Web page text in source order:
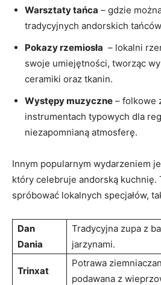
Warsztaty tańca – gdzie
tradycyjnych​ andorskich​
Pokazy ⁣rzemiosła
– lokalni
swoje umiejętności, tworząc⁢
ceramiki oraz tkanin.
Występy muzyczne – folkowe
instrumentach typowych dla
niezapomnianą atmosferę.
Innym ‍popularnym wydarzeniem‌
który celebruje andorską⁤ kuchnię.
spróbować ⁢lokalnych specjałów,
Dan
Dania
Tradycyjna zupa z
jarzynami.
Trinxat
Potrawa
podawana z